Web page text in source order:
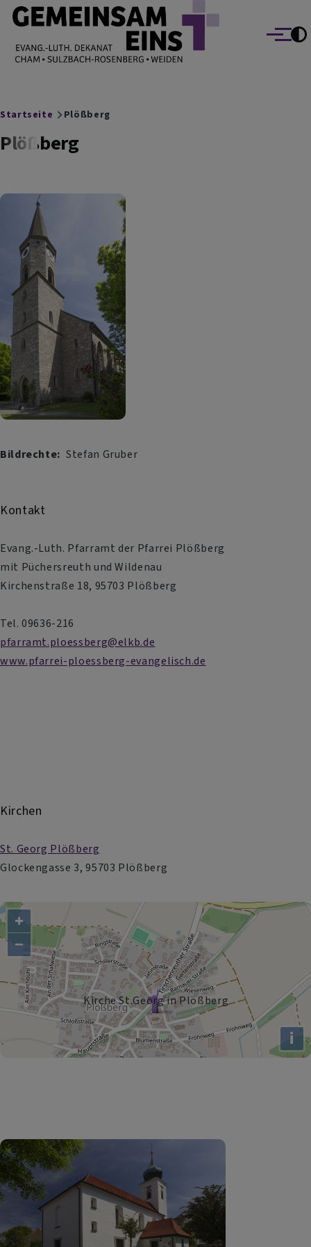
Direkt zum Inhalt
EVANG.-LUTH. DEKANAT GEMEINSAM EINS
Cham Sulzbach-Rosenberg Weiden
Menü
Breadcrumb
Startseite Plößberg
Plößberg
Bildrechte Stefan Gruber
Kontakt
Evang.-Luth. Pfarramt der Pfarrei Plößberg
mit Püchersreuth und Wildenau
Kirchenstraße 18, 95703 Plößberg
Tel. 09636-216
pfarramt.ploessberg@elkb.de
www.pfarrei-ploessberg-evangelisch.de
Kirchen
St. Georg Plößberg
Glockengasse 3, 95703 Plößberg
Kirche St.Georg in Plößberg
+
−
i